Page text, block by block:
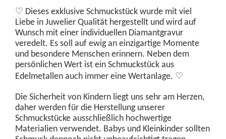
♡ Dieses exklusive Schmuckstück wurde mit viel
Liebe in Juwelier Qualität hergestellt und wird auf
Wunsch mit einer individuellen Diamantgravur
veredelt. Es soll auf ewig an einzigartige Momente
und besondere Menschen erinnern. Neben dem
persönlichen Wert ist ein Schmuckstück aus
Edelmetallen auch immer eine Wertanlage. ♡
Die Sicherheit von Kindern liegt uns sehr am Herzen,
daher werden für die Herstellung unserer
Schmuckstücke ausschließlich hochwertige
Materialien verwendet. Babys und Kleinkinder sollten